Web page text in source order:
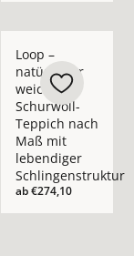
Loop –
natürlicher
weicher
Schurwoll-
Teppich nach
Maß mit
lebendiger
Schlingenstruktur
ab€274,10